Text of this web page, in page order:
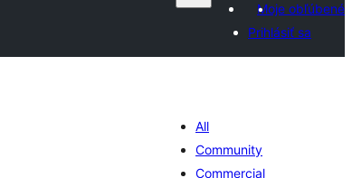
Moje obľúbené
Prihlásiť sa
All
Community
Commercial